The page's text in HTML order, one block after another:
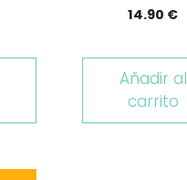
14.90 €
Añadir al
carrito